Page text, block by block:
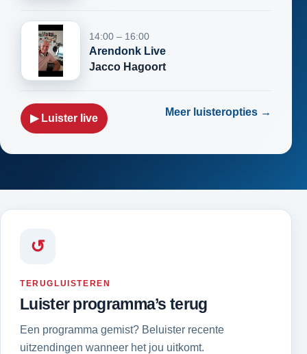
14:00 – 16:00
Arendonk Live
Jacco Hagoort
▶ Luister live
Meer luisteropties →
↺
TERUGLUISTEREN
Luister programma’s terug
Een programma gemist? Beluister recente
uitzendingen wanneer het jou uitkomt.